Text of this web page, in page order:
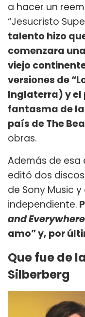
a hacer un
“Jesucristo
talento hizo
comenzara
viejo
versiones de
Inglaterra) y el
fantasma de
país de The
obras.
Además de esa
editó dos
de Sony Music
independiente.
and
amo” y, por
Que fue de
Silberberg